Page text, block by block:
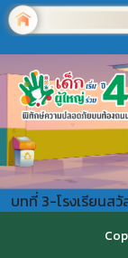
บทที่ 3-โรงเรียนส